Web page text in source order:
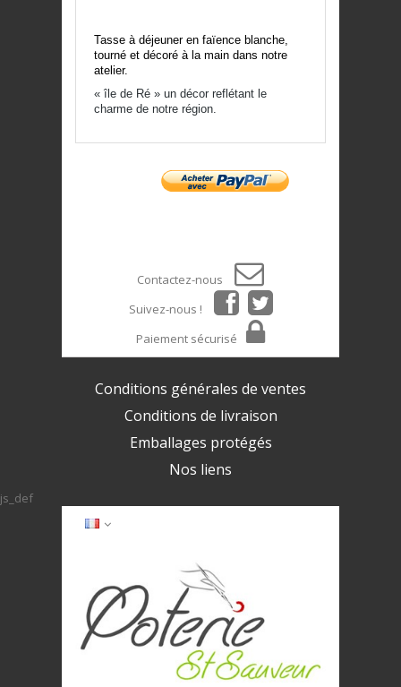
Tasse à déjeuner en faïence blanche,
tourné et décoré à la main dans notre
atelier.
« île de Ré » un décor reflétant le
charme de notre région.
Contactez-nous
Suivez-nous !
Paiement sécurisé
Conditions générales de ventes
Conditions de livraison
Emballages protégés
Nos liens
js_def